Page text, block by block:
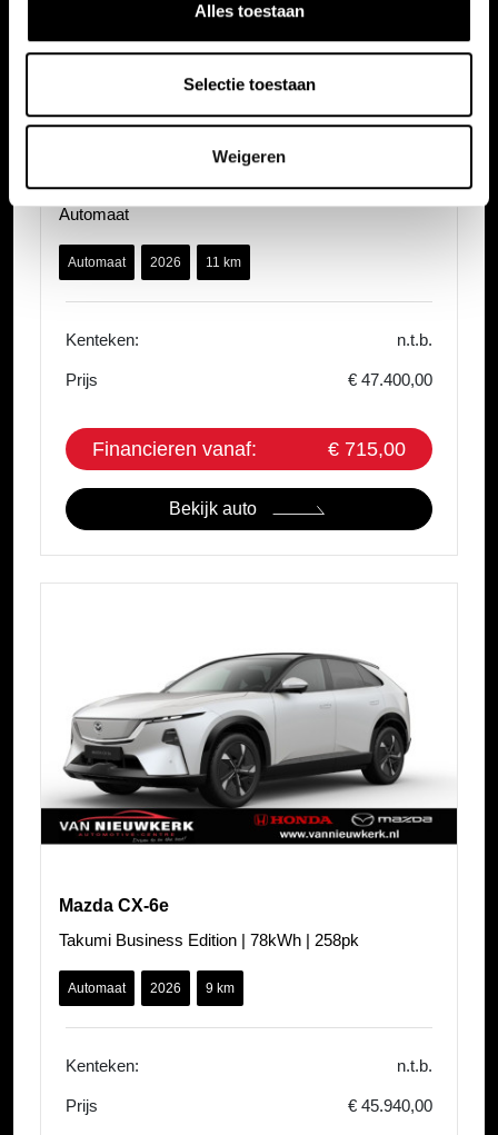
Alles toestaan
Selectie toestaan
Weigeren
2.5 E-SKYACTIV-G 141 M HYBRID Centre-Line
Automaat
Automaat 2026 11 km
Kenteken: n.t.b.
Prijs € 47.400,00
Financieren vanaf: € 715,00
Bekijk auto
Mazda CX-6e
Takumi Business Edition | 78kWh | 258pk
Automaat 2026 9 km
Kenteken: n.t.b.
Prijs € 45.940,00